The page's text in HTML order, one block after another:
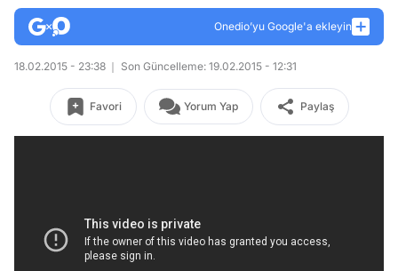
Onedio’yu Google'a ekleyin
18.02.2015 - 23:38 Son Güncelleme: 19.02.2015 - 12:31
Favori Yorum Yap Paylaş